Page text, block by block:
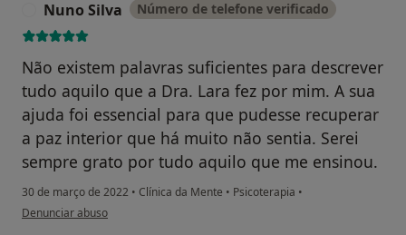
Nuno Silva Número de telefone verificado
Não existem palavras suficientes para descrever
tudo aquilo que a Dra. Lara fez por mim. A sua
ajuda foi essencial para que pudesse recuperar
a paz interior que há muito não sentia. Serei
sempre grato por tudo aquilo que me ensinou.
30 de março de 2022 • Clínica da Mente • Psicoterapia •
na opinião do utilizador Nuno Silva
Denunciar abuso